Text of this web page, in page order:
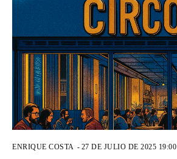
ENRIQUE COSTA - 27 DE JULIO DE 2025 19:00